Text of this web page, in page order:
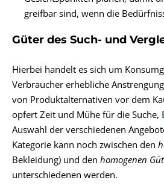
greifbar sind, wenn die
Güter des Such- und
Hierbei handelt es sich um
Verbraucher erhebliche
von Produktalternativen vor dem
opfert Zeit und Mühe für die Suche,
Auswahl der verschiedenen
Kategorie kann noch zwischen den
Bekleidung) und den homogenen
unterschiedenen werden.